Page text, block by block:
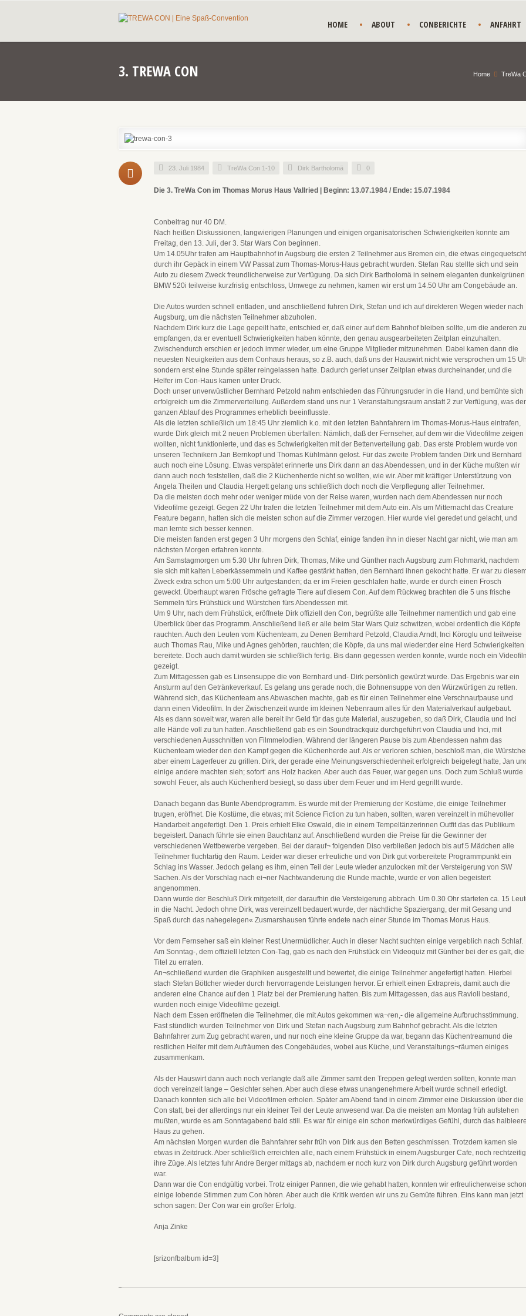
HOME ABOUT CONBERICHTE ANFAHRT
3. TREWA CON Home TreWa
23. Juli 1984 TreWa Con 1-10 Dirk Bartholomä 0
Die 3. TreWa Con im Thomas Morus Haus Vallried | Beginn: 13.07.1984 / Ende: 15.07.1984
Conbeitrag nur 40 DM.
Nach heißen Diskussionen, langwierigen Planungen und einigen organisatorischen Schwierigkeiten konnte am
Freitag, den 13. Juli, der 3. Star Wars Con beginnen.
Um 14.05Uhr trafen am Hauptbahnhof in Augsburg die ersten 2 Teilnehmer aus Bremen ein, die etwas eingequetscht
durch ihr Gepäck in einem VW Passat zum Thomas-Morus-Haus gebracht wurden. Stefan Rau stellte sich und sein
Auto zu diesem Zweck freundlicherweise zur Verfügung. Da sich Dirk Bartholomä in seinem eleganten dunkelgrünen
BMW 520i teilweise kurzfristig entschloss, Umwege zu nehmen, kamen wir erst um 14.50 Uhr am Congebäude an.
Die Autos wurden schnell entladen, und anschließend fuhren Dirk, Stefan und ich auf direkteren Wegen wieder nach
Augsburg, um die nächsten Teilnehmer abzuholen.
Nachdem Dirk kurz die Lage gepeilt hatte, entschied er, daß einer auf dem Bahnhof bleiben sollte, um die anderen zu
empfangen, da er eventuell Schwierigkeiten haben könnte, den genau ausgearbeiteten Zeitplan einzuhalten.
Zwischendurch erschien er jedoch immer wieder, um eine Gruppe Mitglieder mitzunehmen. Dabei kamen dann die
neuesten Neuigkeiten aus dem Conhaus heraus, so z.B. auch, daß uns der Hauswirt nicht wie versprochen um 15
sondern erst eine Stunde später reingelassen hatte. Dadurch geriet unser Zeitplan etwas durcheinander, und die
Helfer im Con-Haus kamen unter Druck.
Doch unser unverwüstlicher Bernhard Petzold nahm entschieden das Führungsruder in die Hand, und bemühte sich
erfolgreich um die Zimmerverteilung. Außerdem stand uns nur 1 Veranstaltungsraum anstatt 2 zur Verfügung, was
ganzen Ablauf des Programmes erheblich beeinflusste.
Als die letzten schließlich um 18:45 Uhr ziemlich k.o. mit den letzten Bahnfahrern im Thomas-Morus-Haus eintrafen,
wurde Dirk gleich mit 2 neuen Problemen überfallen: Nämlich, daß der Fernseher, auf dem wir die Videofilme zeigen
wollten, nicht funktionierte, und das es Schwierigkeiten mit der Bettenverteilung gab. Das erste Problem wurde von
unseren Technikern Jan Bernkopf und Thomas Kühlmänn gelost. Für das zweite Problem fanden Dirk und Bernhard
auch noch eine Lösung. Etwas verspätet erinnerte uns Dirk dann an das Abendessen, und in der Küche mußten wir
dann auch noch feststellen, daß die 2 Küchenherde nicht so wollten, wie wir. Aber mit kräftiger Unterstützung von
Angela Theilen und Claudia Hergett gelang uns schließlich doch noch die Verpflegung aller Teilnehmer.
Da die meisten doch mehr oder weniger müde von der Reise waren, wurden nach dem Abendessen nur noch
Videofilme gezeigt. Gegen 22 Uhr trafen die letzten Teilnehmer mit dem Auto ein. Als um Mitternacht das Creature
Feature begann, hatten sich die meisten schon auf die Zimmer verzogen. Hier wurde viel geredet und gelacht, und
man lernte sich besser kennen.
Die meisten fanden erst gegen 3 Uhr morgens den Schlaf, einige fanden ihn in dieser Nacht gar nicht, wie man am
nächsten Morgen erfahren konnte.
Am Samstagmorgen um 5.30 Uhr fuhren Dirk, Thomas, Mike und Günther nach Augsburg zum Flohmarkt, nachdem
sie sich mit kalten Leberkässemmeln und Kaffee gestärkt hatten, den Bernhard ihnen gekocht hatte. Er war zu
Zweck extra schon um 5:00 Uhr aufgestanden; da er im Freien geschlafen hatte, wurde er durch einen Frosch
geweckt. Überhaupt waren Frösche gefragte Tiere auf diesem Con. Auf dem Rückweg brachten die 5 uns frische
Semmeln fürs Frühstück und Würstchen fürs Abendessen mit.
Um 9 Uhr, nach dem Frühstück, eröffnete Dirk offiziell den Con, begrüßte alle Teilnehmer namentlich und gab eine
Überblick über das Programm. Anschließend ließ er alle beim Star Wars Quiz schwitzen, wobei ordentlich die Köpfe
rauchten. Auch den Leuten vom Küchenteam, zu Denen Bernhard Petzold, Claudia Arndt, Inci Köroglu und teilweise
auch Thomas Rau, Mike und Agnes gehörten, rauchten; die Köpfe, da uns mal wieder:der eine Herd Schwierigkeiten
bereitete. Doch auch damit würden sie schließlich fertig. Bis dann gegessen werden konnte, wurde noch ein
gezeigt.
Zum Mittagessen gab es Linsensuppe die von Bernhard und- Dirk persönlich gewürzt wurde. Das Ergebnis war ein
Ansturm auf den Getränkeverkauf. Es gelang uns gerade noch, die Bohnensuppe von den Würzwürtigen zu retten.
Während sich, das Küchenteam ans Abwaschen machte, gab es für einen Teilnehmer eine Verschnaufpause und
dann einen Videofilm. In der Zwischenzeit wurde im kleinen Nebenraum alles für den Materialverkauf aufgebaut.
Als es dann soweit war, waren alle bereit ihr Geld für das gute Material, auszugeben, so daß Dirk, Claudia und Inci
alle Hände voll zu tun hatten. Anschließend gab es ein Soundtrackquiz durchgeführt von Claudia und Inci, mit
verschiedenen Ausschnitten von Filmmelodien. Während der längeren Pause bis zum Abendessen nahm das
Küchenteam wieder den den Kampf gegen die Küchenherde auf. Als er verloren schien, beschloß man, die
aber einem Lagerfeuer zu grillen. Dirk, der gerade eine Meinungsverschiedenheit erfolgreich beigelegt hatte, Jan
einige andere machten sieh; sofort‘ ans Holz hacken. Aber auch das Feuer, war gegen uns. Doch zum Schluß wurde
sowohl Feuer, als auch Küchenherd besiegt, so dass über dem Feuer und im Herd gegrillt wurde.
Danach begann das Bunte Abendprogramm. Es wurde mit der Premierung der Kostüme, die einige Teilnehmer
trugen, eröffnet. Die Kostüme, die etwas; mit Science Fiction zu tun haben, sollten, waren vereinzelt in mühevoller
Handarbeit angefertigt. Den 1. Preis erhielt Elke Oswald, die in einem Tempeltänzerinnen Outfit das das Publikum
begeistert. Danach führte sie einen Bauchtanz auf. Anschließend wurden die Preise für die Gewinner der
verschiedenen Wettbewerbe vergeben. Bei der darauf¬ folgenden Diso verbließen jedoch bis auf 5 Mädchen alle
Teilnehmer fluchtartig den Raum. Leider war dieser erfreuliche und von Dirk gut vorbereitete Programmpunkt ein
Schlag ins Wasser. Jedoch gelang es ihm, einen Teil der Leute wieder anzulocken mit der Versteigerung von SW
Sachen. Als der Vorschlag nach ei¬ner Nachtwanderung die Runde machte, wurde er von allen begeistert
angenommen.
Dann wurde der Beschluß Dirk mitgeteilt, der daraufhin die Versteigerung abbrach. Um 0.30 Ohr starteten ca. 15
in die Nacht. Jedoch ohne Dirk, was vereinzelt bedauert wurde, der nächtliche Spaziergang, der mit Gesang und
Spaß durch das nahegelegen« Zusmarshausen führte endete nach einer Stunde im Thomas Morus Haus.
Vor dem Fernseher saß ein kleiner Rest.Unermüdlicher. Auch in dieser Nacht suchten einige vergeblich nach Schlaf.
Am Sonntag-, dem offiziell letzten Con-Tag, gab es nach den Frühstück ein Videoquiz mit Günther bei der es galt, die
Titel zu erraten.
An¬schließend wurden die Graphiken ausgestellt und bewertet, die einige Teilnehmer angefertigt hatten. Hierbei
stach Stefan Böttcher wieder durch hervorragende Leistungen hervor. Er erhielt einen Extrapreis, damit auch die
anderen eine Chance auf den 1 Platz bei der Premierung hatten. Bis zum Mittagessen, das aus Ravioli bestand,
wurden noch einige Videofilme gezeigt.
Nach dem Essen eröffneten die Teilnehmer, die mit Autos gekommen wa¬ren,- die allgemeine Aufbruchsstimmung.
Fast stündlich wurden Teilnehmer von Dirk und Stefan nach Augsburg zum Bahnhof gebracht. Als die letzten
Bahnfahrer zum Zug gebracht waren, und nur noch eine kleine Gruppe da war, begann das Küchentreamund die
restlichen Helfer mit dem Aufräumen des Congebäudes, wobei aus Küche, und Veranstaltungs¬räumen einiges
zusammenkam.
Als der Hauswirt dann auch noch verlangte daß alle Zimmer samt den Treppen gefegt werden sollten, konnte man
doch vereinzelt lange – Gesichter sehen. Aber auch diese etwas unangenehmere Arbeit wurde schnell erledigt.
Danach konnten sich alle bei Videofilmen erholen. Später am Abend fand in einem Zimmer eine Diskussion über die
Con statt, bei der allerdings nur ein kleiner Teil der Leute anwesend war. Da die meisten am Montag früh aufstehen
mußten, wurde es am Sonntagabend bald still. Es war für einige ein schon merkwürdiges Gefühl, durch das
Haus zu gehen.
Am nächsten Morgen wurden die Bahnfahrer sehr früh von Dirk aus den Betten geschmissen. Trotzdem kamen sie
etwas in Zeitdruck. Aber schließlich erreichten alle, nach einem Frühstück in einem Augsburger Cafe, noch rechtzeitig
ihre Züge. Als letztes fuhr Andre Berger mittags ab, nachdem er noch kurz von Dirk durch Augsburg geführt worden
war.
Dann war die Con endgültig vorbei. Trotz einiger Pannen, die wie gehabt hatten, konnten wir erfreulicherweise schon
einige lobende Stimmen zum Con hören. Aber auch die Kritik werden wir uns zu Gemüte führen. Eins kann man jetzt
schon sagen: Der Con war ein großer Erfolg.
Anja Zinke
[srizonfbalbum id=3]